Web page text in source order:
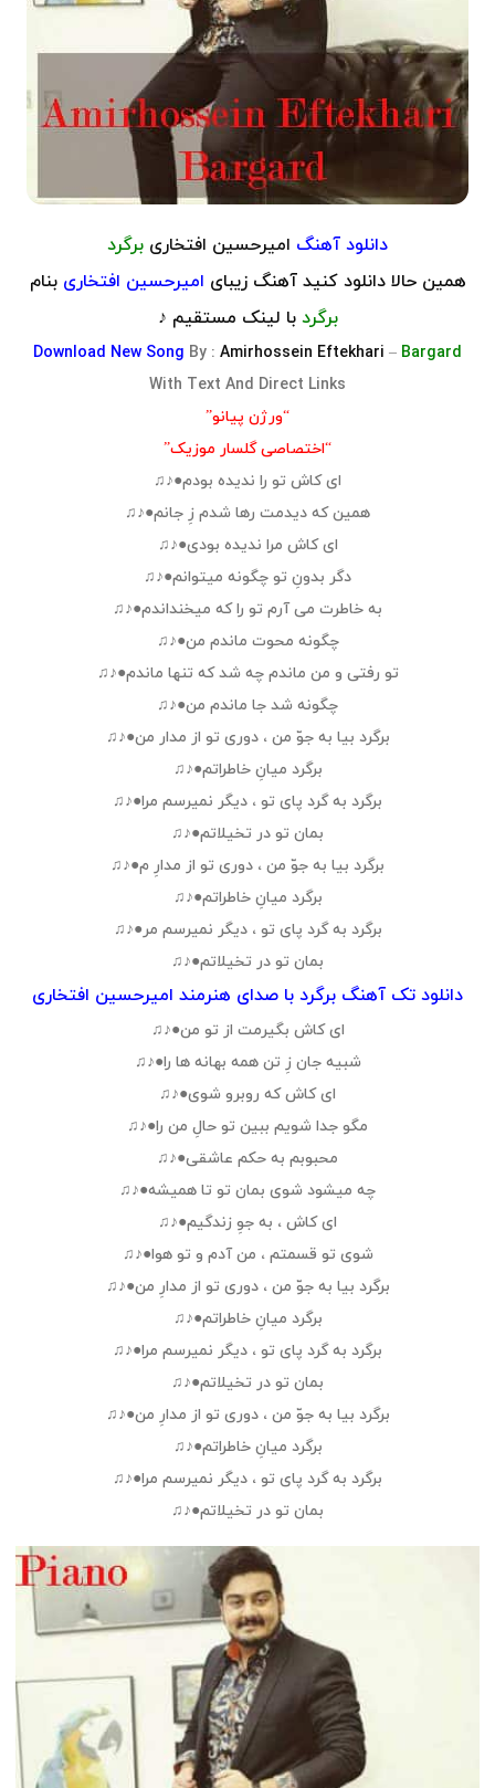
دانلود آهنگ امیرحسین افتخاری برگرد
همین حالا دانلود کنید آهنگ زیبای امیرحسین افتخاری بنام
برگرد با لینک مستقیم ♪
Download New Song By : Amirhossein Eftekhari – Bargard
With Text And Direct Links
“ورژن پیانو”
“اختصاصی گلسار موزیک”
ای کاش تو را ندیده بودم●♪♫
همین که دیدمت رها شدم زِ جانم●♪♫
ای کاش مرا ندیده بودی●♪♫
دگر بدونِ تو چگونه میتوانم●♪♫
به خاطرت می آرم تو را که میخنداندم●♪♫
چگونه محوت ماندم من●♪♫
تو رفتی و من ماندم چه شد که تنها ماندم●♪♫
چگونه شد جا ماندم من●♪♫
برگرد بیا به جوّ من ، دوری تو از مدار من●♪♫
برگرد میانِ خاطراتم●♪♫
برگرد به گرد پای تو ، دیگر نمیرسم مرا●♪♫
بمان تو در تخیلاتم●♪♫
برگرد بیا به جوّ من ، دوری تو از مدارِ م●♪♫
برگرد میانِ خاطراتم●♪♫
برگرد به گرد پای تو ، دیگر نمیرسم مر●♪♫
بمان تو در تخیلاتم●♪♫
دانلود تک آهنگ برگرد با صدای هنرمند امیرحسین افتخاری
ای کاش بگیرمت از تو من●♪♫
شبیه جان زِ تن همه بهانه ها را●♪♫
ای کاش که روبرو شوی●♪♫
مگو جدا شویم ببین تو حالِ من را●♪♫
محبوبم به حکم عاشقی●♪♫
چه میشود شوی بمان تو تا همیشه●♪♫
ای کاش ، به جوِ زندگیم●♪♫
شوی تو قسمتم ، من آدم و تو هوا●♪♫
برگرد بیا به جوّ من ، دوری تو از مدارِ من●♪♫
برگرد میانِ خاطراتم●♪♫
برگرد به گرد پای تو ، دیگر نمیرسم مرا●♪♫
بمان تو در تخیلاتم●♪♫
برگرد بیا به جوّ من ، دوری تو از مدارِ من●♪♫
برگرد میانِ خاطراتم●♪♫
برگرد به گرد پای تو ، دیگر نمیرسم مرا●♪♫
بمان تو در تخیلاتم●♪♫